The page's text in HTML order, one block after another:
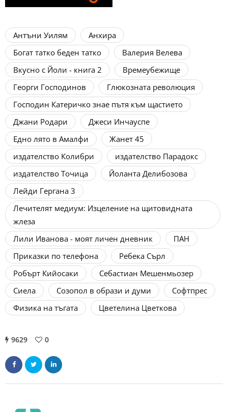
Антъни Уилям
Анхира
Богат татко беден татко
Валерия Велева
Вкусно с Йоли - книга 2
Времеубежище
Георги Господинов
Глюкозната революция
Господин Катеричко знае пътя към щастието
Джани Родари
Джеси Инчауспе
Едно лято в Амалфи
Жанет 45
издателство Колибри
издателство Парадокс
издателство Точица
Йоланта Делибозова
Лейди Гергана 3
Лечителят медиум: Изцеление на щитовидната
жлеза
Лили Иванова - моят личен дневник
ПАН
Приказки по телефона
Ребека Сърл
Робърт Кийосаки
Себастиан Мешенмьозер
Сиела
Созопол в образи и думи
Софтпрес
Физика на тъгата
Цветелина Цветкова
9629 0